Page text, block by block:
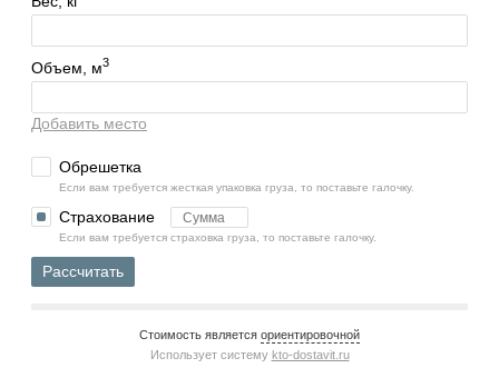
Объем, м3
Добавить место
Обрешетка
Если вам требуется жесткая упаковка груза, то поставьте галочку.
Страхование
Если вам требуется страховка груза, то поставьте галочку.
Рассчитать
Стоимость является ориентировочной
Использует систему kto-dostavit.ru